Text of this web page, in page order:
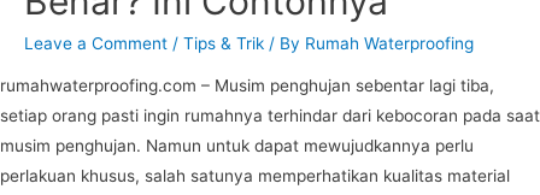
Leave a Comment / Tips & Trik / By Rumah Waterproofing
rumahwaterproofing.com – Musim penghujan sebentar lagi tiba,
setiap orang pasti ingin rumahnya terhindar dari kebocoran pada saat
musim penghujan. Namun untuk dapat mewujudkannya perlu
perlakuan khusus, salah satunya memperhatikan kualitas material